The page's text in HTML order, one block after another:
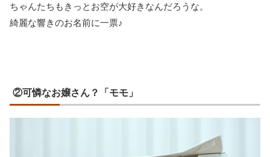
ちゃんたちもきっとお空が大好きなんだろうな。
綺麗な響きのお名前に一票♪
②可憐なお嬢さん？「モモ」